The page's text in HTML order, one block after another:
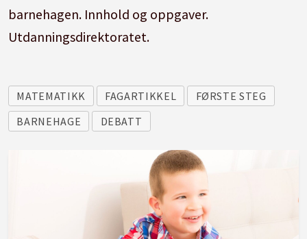
barnehagen. Innhold og oppgaver.
Utdanningsdirektoratet.
MATEMATIKK FAGARTIKKEL
FØRSTE STEG
BARNEHAGE
DEBATT